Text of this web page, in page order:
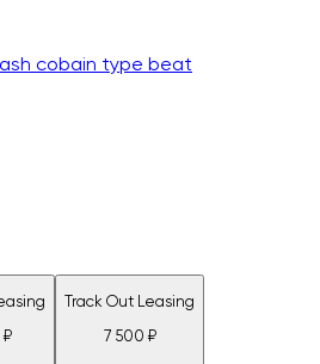
cobain type beat
₽
Track Out Leasing
7 500 ₽